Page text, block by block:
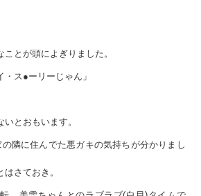
とが頭によぎりました。
・ス●ーリーじゃん」
とおもいます。
隣に住んでた悪ガキの気持ちが分かりまし
さておき。